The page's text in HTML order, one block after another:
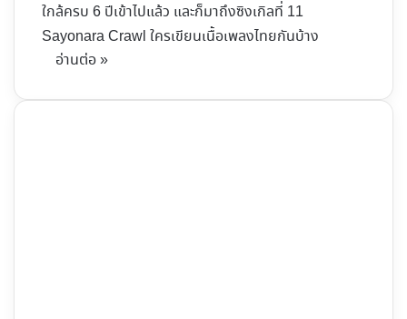
ใกล้ครบ 6 ปีเข้าไปแล้ว และก็มาถึงซิงเกิลที่ 11
Sayonara Crawl ใครเขียนเนื้อเพลงไทยกันบ้าง
อ่านต่อ »